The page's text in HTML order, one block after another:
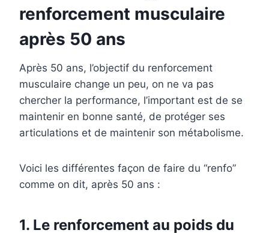
renforcement musculaire
après 50 ans
Après 50 ans, l’objectif du renforcement
musculaire change un peu, on ne va pas
chercher la performance, l’important est de se
maintenir en bonne santé, de protéger ses
articulations et de maintenir son métabolisme.
Voici les différentes façon de faire du “renfo”
comme on dit, après 50 ans :
1. Le renforcement au poids du